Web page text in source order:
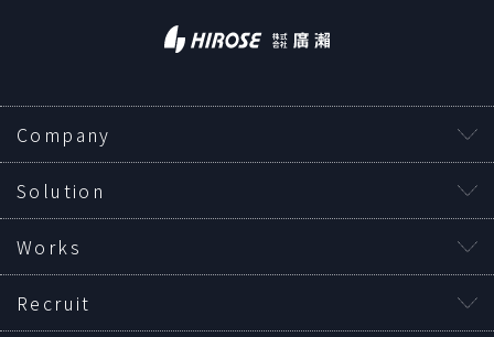
Company
Solution
Works
Recruit